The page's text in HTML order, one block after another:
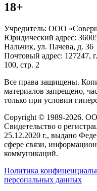
18+
Учредитель: ООО
Юридический адрес:
Нальчик, ул. Пачева, д. 36
Почтовый адрес: 127247,
100, стр. 2
Все права защищены.
материалов запрещено,
только при условии
Copyright © 1989-2026.
Свидетельство о
25.12.2020 г., выдано
сфере связи,
коммуникаций.
Политика
персональных данных